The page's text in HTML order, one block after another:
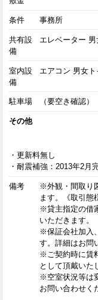
条件 事務所
共有設
備
エレベーター 男
室内設
備
エアコン 男女
駐車場 （要空き確認）
その他
・更新料無し
・耐震補強：2013年2月
備考
※外観・間取り
ます。《取引態
※貸主指定の借
いただきます。
※保証会社加入
す。詳細はお問
※ご契約時に賃
として頂戴いた
※空室状況等は
お問い合わせく